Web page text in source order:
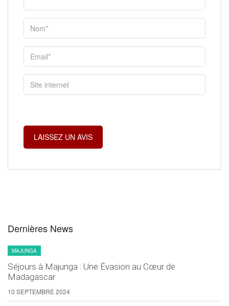
Dernières News
MAJUNGA
Séjours à Majunga : Une Évasion au Cœur de
Madagascar
10 SEPTEMBRE 2024